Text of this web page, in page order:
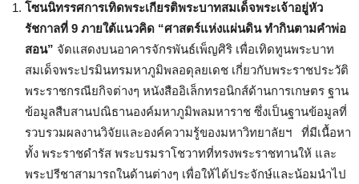
โซนนิทรรศการเทิดพระเกียรติพระบาทสมเด็จพระเจ้าอยู่หัว
รัชกาลที่ 9 ภายใต้แนวคิด “ศาสตร์แห่งแผ่นดิน ทำกินตามคำพ่อ
สอน” จัดแสดงบนอาคารจักรพันธ์เพ็ญศิริ เพื่อเทิดทูนพระบาท
สมเด็จพระปรมินทรมหาภูมิพลอดุลยเดช เกี่ยวกับพระราชประวัติ
พระราชกรณียกิจต่างๆ หนังสืออิเล็กทรอนิกส์ด้านการเกษตร ฐาน
ข้อมูลสืบสานปณิธานองค์มหาภูมิพลมหาราช ซึ่งเป็นฐานข้อมูลที่
รวบรวมผลงานวิจัยและองค์ความรู้ของมหาวิทยาลัยฯ ที่มีเนื้อหา
ทั้ง พระราชดำรัส พระบรมราโชวาทที่ทรงพระราชทานให้ และ
พระปรีชาสามารถในด้านต่างๆ เพื่อให้ได้ประจักษ์และน้อมนำไป